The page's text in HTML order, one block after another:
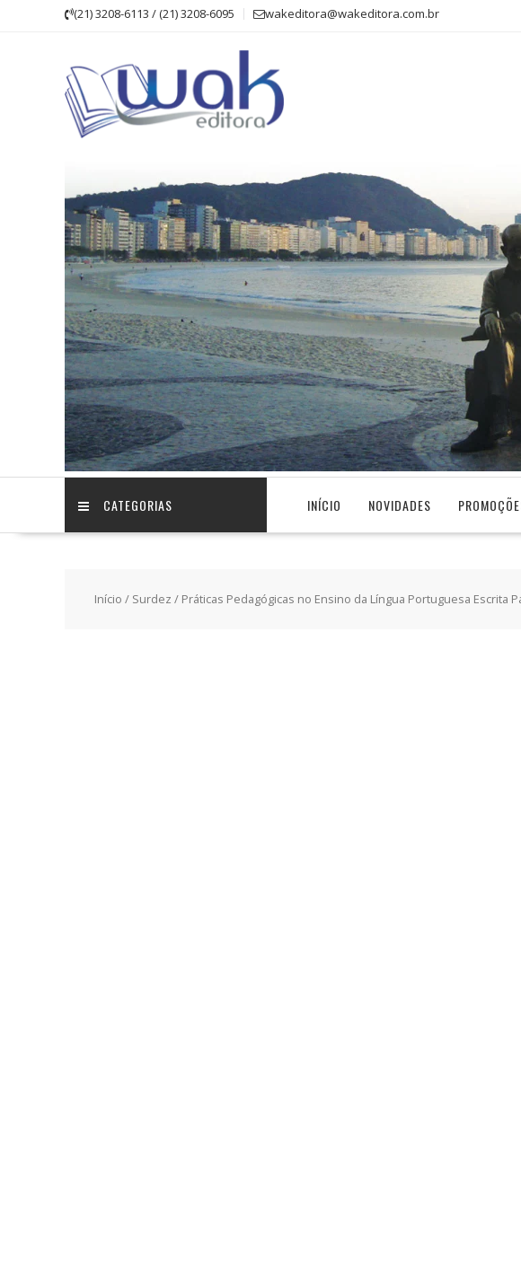
(21) 3208-6113 / (21) 3208-6095 wakeditora@wakeditora.com.br
CATEGORIAS INÍCIO NOVIDADES
Início / Surdez / Práticas Pedagógicas no Ensino da Língua Portuguesa